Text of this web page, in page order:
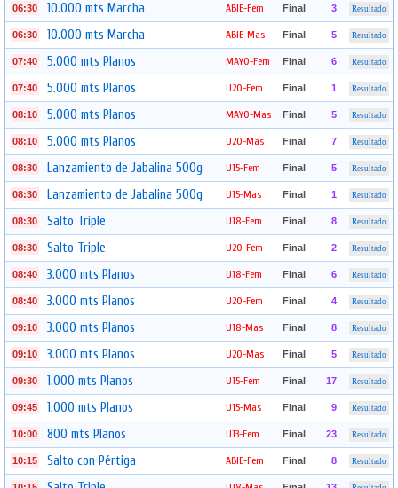
06:30 10.000 mts Marcha ABIE-Fem Final 3 Resultado
06:30 10.000 mts Marcha ABIE-Mas Final 5 Resultado
07:40 5.000 mts Planos MAYO-Fem Final 6 Resultado
07:40 5.000 mts Planos U20-Fem Final 1 Resultado
08:10 5.000 mts Planos MAYO-Mas Final 5 Resultado
08:10 5.000 mts Planos U20-Mas Final 7 Resultado
08:30 Lanzamiento de Jabalina 500g U15-Fem Final 5 Resultado
08:30 Lanzamiento de Jabalina 500g U15-Mas Final 1 Resultado
08:30 Salto Triple U18-Fem Final 8 Resultado
08:30 Salto Triple U20-Fem Final 2 Resultado
08:40 3.000 mts Planos U18-Fem Final 6 Resultado
08:40 3.000 mts Planos U20-Fem Final 4 Resultado
09:10 3.000 mts Planos U18-Mas Final 8 Resultado
09:10 3.000 mts Planos U20-Mas Final 5 Resultado
09:30 1.000 mts Planos U15-Fem Final 17 Resultado
09:45 1.000 mts Planos U15-Mas Final 9 Resultado
10:00 800 mts Planos U13-Fem Final 23 Resultado
10:15 Salto con Pértiga ABIE-Fem Final 8 Resultado